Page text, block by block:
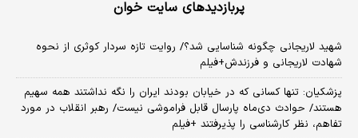
پربازدیدهای سایت خوان
شهید لاریجانی چگونه شناسایی شد؟/ روایت تازه سردار کوثری از نحوه
شهادت لاریجانی و فرزندش+فیلم
پزشکیان: تنها کسانی که در خیابان بودند ایران را نگه نداشتند همه سهیم
هستند/ حوادث دی‌ماه پارسال قابل فراموشی نیست/ رهبر انقلاب در مورد
تفاهم، نظر کارشناسی را پذیرفتند +فیلم